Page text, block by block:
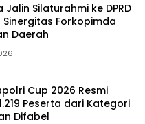
Silaturahmi ke DPRD
Sinergitas Forkopimda
Daerah
Cup 2026 Resmi
Peserta dari Kategori
Difabel